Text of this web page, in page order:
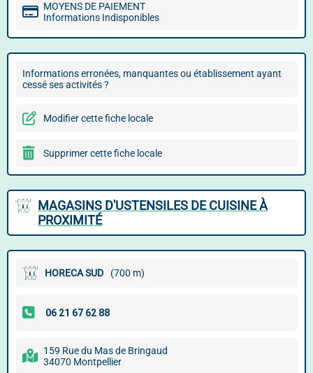
MOYENS DE PAIEMENT
Informations Indisponibles
Informations erronées, manquantes ou établissement ayant
cessé ses activités ?
Modifier cette fiche locale
Supprimer cette fiche locale
MAGASINS D'USTENSILES DE CUISINE À
PROXIMITÉ
HORECA SUD (700 m)
159 Rue du Mas de Bringaud
34070 Montpellier